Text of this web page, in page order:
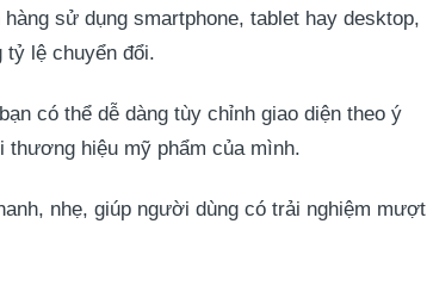
sử dụng smartphone, tablet hay desktop,
tỷ lệ chuyển đổi.
có thể dễ dàng tùy chỉnh giao diện theo ý
thương hiệu mỹ phẩm của mình.
nhẹ, giúp người dùng có trải nghiệm mượt